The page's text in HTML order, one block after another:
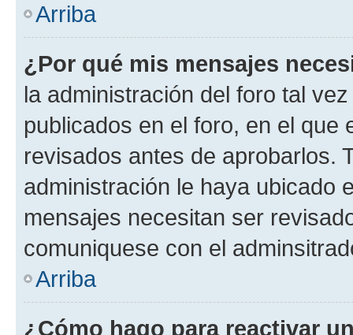
Arriba
¿Por qué mis mensajes
la administración del foro tal
publicados en el foro, en el
revisados antes de aprobarlos.
administración le haya ubicado
mensajes necesitan ser
comuniquese con el
Arriba
¿Cómo hago para reactivar